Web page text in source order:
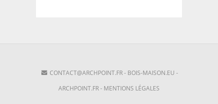
CONTACT@ARCHPOINT.FR- BOIS-MAISON.EU -
ARCHPOINT.FR- MENTIONS LÉGALES